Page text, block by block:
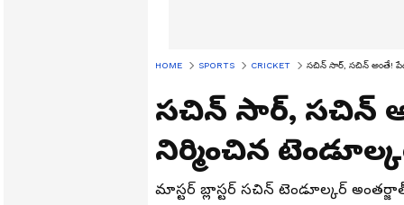
HOME SPORTS CRICKET సచిన్ సార్, సచిన్ అంతే!
సచిన్ సార్, సచిన్
నిర్మించిన
మాస్టర్ బ్లాస్టర్ సచిన్ టెండూల్కర్‌